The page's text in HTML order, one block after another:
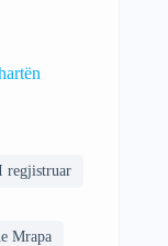
regjistruar
Mrapa